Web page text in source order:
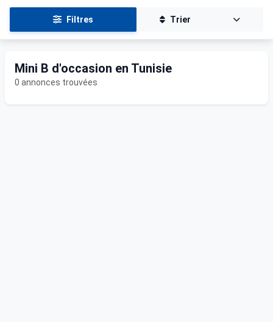
Filtres Trier
Mini B d'occasion en Tunisie
0 annonces trouvées